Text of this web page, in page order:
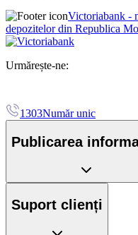
Victoriabank -
depozitelor din Republica
Urmărește-ne:
1303Număr unic
Publicarea
Suport clienți